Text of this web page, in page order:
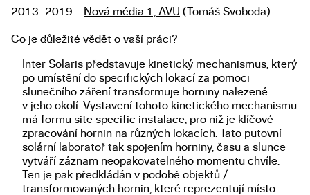
Studium
2013–2019 Nová média 1, AVU (Tomáš Svoboda)
Popis diplomové práce
Co je důležité vědět o vaší práci?
Inter Solaris představuje kinetický mechanismus, který
po umístění do specifických lokací za pomoci
slunečního záření transformuje horniny nalezené
v jeho okolí. Vystavení tohoto kinetického mechanismu
má formu site specific instalace, pro niž je klíčové
zpracování hornin na různých lokacích. Tato putovní
solární laboratoř tak spojením horniny, času a slunce
vytváří záznam neopakovatelného momentu chvíle.
Ten je pak předkládán v podobě objektů /
transformovaných hornin, které reprezentují místo